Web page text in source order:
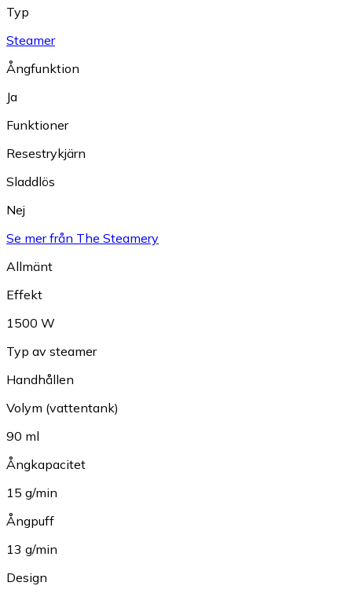
Typ
Steamer
Ångfunktion
Ja
Funktioner
Resestrykjärn
Sladdlös
Nej
Se mer från The Steamery
Allmänt
Effekt
1500 W
Typ av steamer
Handhållen
Volym (vattentank)
90 ml
Ångkapacitet
15 g/min
Ångpuff
13 g/min
Design